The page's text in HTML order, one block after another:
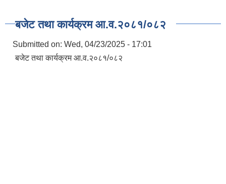
बजेट तथा कार्यक्रम आ.व.२०८१/०८२
Submitted on: Wed, 04/23/2025 - 17:01
बजेट तथा कार्यक्रम आ.व.२०८१/०८२